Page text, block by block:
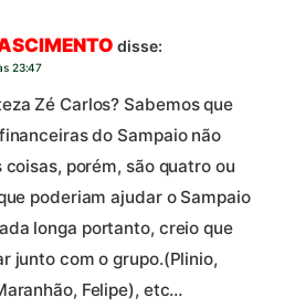
disse:
23:47
Zé Carlos? Sabemos que
do Sampaio não
coisas, porém, são quatro ou
poderiam ajudar o Sampaio
longa portanto, creio que
junto com o grupo.(Plinio,
Felipe), etc…